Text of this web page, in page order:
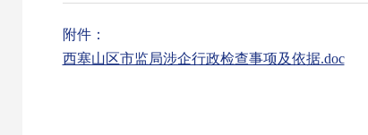
附件：
西塞山区市监局涉企行政检查事项及依据.doc